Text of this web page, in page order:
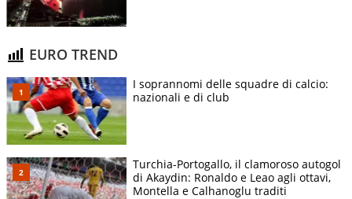
EURO TREND
I soprannomi delle squadre di calcio:
nazionali e di club
Turchia-Portogallo, il clamoroso autogol
di Akaydin: Ronaldo e Leao agli ottavi,
Montella e Calhanoglu traditi